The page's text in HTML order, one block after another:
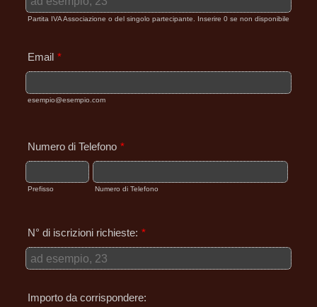
Partita IVA Associazione o del singolo partecipante. Inserire 0 se non disponibile
Email *
esempio@esempio.com
Numero di Telefono *
Prefisso Numero di Telefono
N° di iscrizioni richieste: *
Importo da corrispondere: